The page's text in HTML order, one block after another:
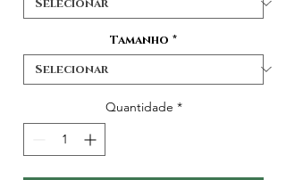
Tamanho *
Quantidade *